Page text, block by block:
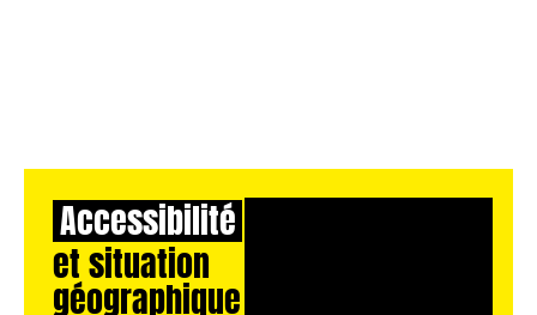
Accessibilité
et situation
géographique